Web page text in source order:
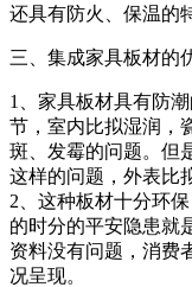
还具有防火、保温的
三、集成家具板材的
1、家具板材具有防
节，室内比拟湿润，
斑、发霉的问题。但
这样的问题，外表比
2、这种板材十分环
的时分的平安隐患就
资料没有问题，消费
况呈现。